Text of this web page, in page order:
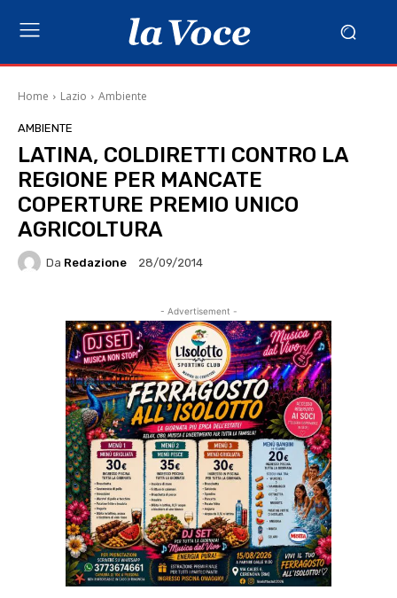
Home Lazio Ambiente
AMBIENTE
LATINA, COLDIRETTI CONTRO LA
REGIONE PER MANCATE
COPERTURE PREMIO UNICO
AGRICOLTURA
Da Redazione 28/09/2014
- Advertisement -